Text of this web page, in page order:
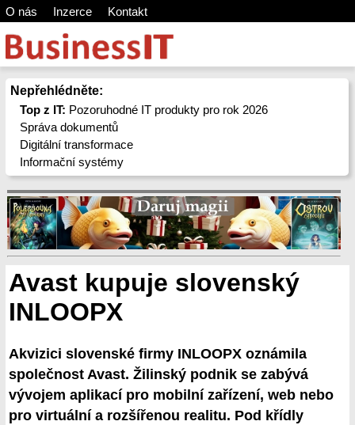
O nás Inzerce Kontakt
Nepřehlédněte:
Top z IT: Pozoruhodné IT produkty pro rok 2026
Správa dokumentů
Digitální transformace
Informační systémy
Avast kupuje slovenský
INLOOPX
Akvizici slovenské firmy INLOOPX oznámila
společnost Avast. Žilinský podnik se zabývá
vývojem aplikací pro mobilní zařízení, web nebo
pro virtuální a rozšířenou realitu. Pod křídly